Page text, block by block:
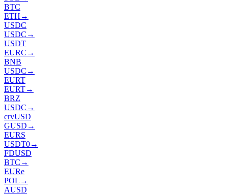
BTC
ETH →
USDC
USDC →
USDT
EURC →
BNB
USDC →
EURT
EURT→
BRZ
USDC →
crvUSD
GUSD →
EURS
USDT0→
FDUSD
BTC →
EURe
POL →
AUSD